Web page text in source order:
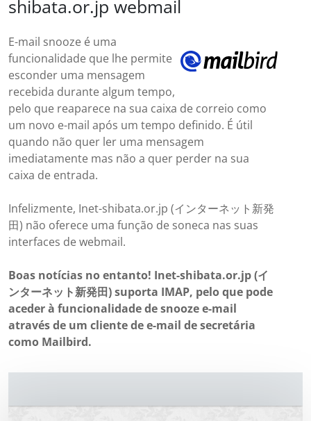
shibata.or.jp webmail
E-mail snooze é uma
funcionalidade que lhe permite
esconder uma mensagem
recebida durante algum tempo,
pelo que reaparece na sua caixa de correio como
um novo e-mail após um tempo definido. É útil
quando não quer ler uma mensagem
imediatamente mas não a quer perder na sua
caixa de entrada.
Infelizmente, Inet-shibata.or.jp (インターネット新発
田) não oferece uma função de soneca nas suas
interfaces de webmail.
Boas notícias no entanto! Inet-shibata.or.jp (イ
ンターネット新発田) suporta IMAP, pelo que pode
aceder à funcionalidade de snooze e-mail
através de um cliente de e-mail de secretária
como Mailbird.